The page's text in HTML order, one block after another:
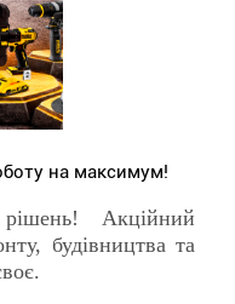
на максимум!
Акційний
будівництва та